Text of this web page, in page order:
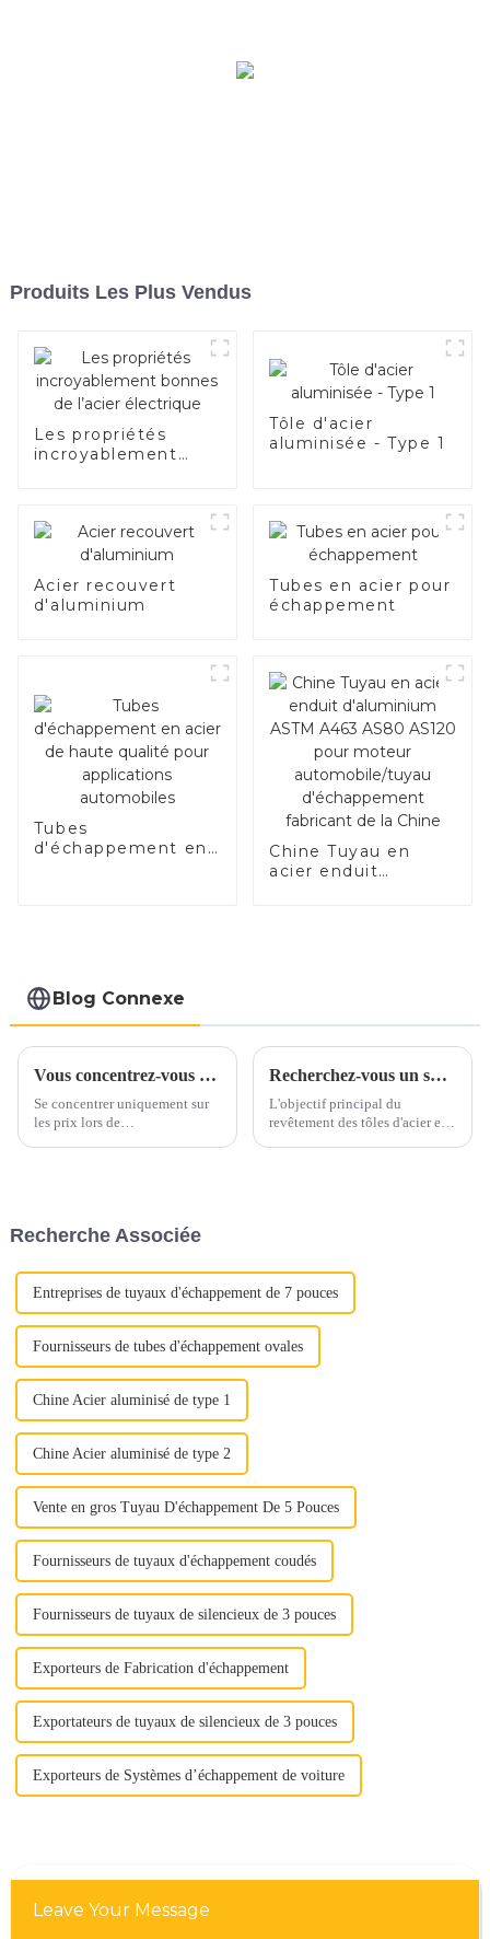
Produits Les Plus Vendus
Les propriétés
incroyablement
Tôle d'acier
aluminisée - Type 1
Acier recouvert
d'aluminium
Tubes en acier pour
échappement
Tubes
d'échappement en
Chine Tuyau en
acier enduit
Blog Connexe
Vous concentrez-vous uniquement sur les prix lorsque vous vous approvisionnez en acier inoxydable ?
Se concentrer uniquement sur
les prix lors de
de valeur complète de l'acier
qualité »
Recherchez-vous un substitut à l’acier inoxydable et à l’aluminium ?
L'objectif principal du
revêtement des tôles d'acier est
Recherche Associée
Entreprises de tuyaux d'échappement de 7 pouces
Fournisseurs de tubes d'échappement ovales
Chine Acier aluminisé de type 1
Chine Acier aluminisé de type 2
Vente en gros Tuyau D'échappement De 5 Pouces
Fournisseurs de tuyaux d'échappement coudés
Fournisseurs de tuyaux de silencieux de 3 pouces
Exporteurs de Fabrication d'échappement
Exportateurs de tuyaux de silencieux de 3 pouces
Exporteurs de Systèmes d’échappement de voiture
Leave Your Message